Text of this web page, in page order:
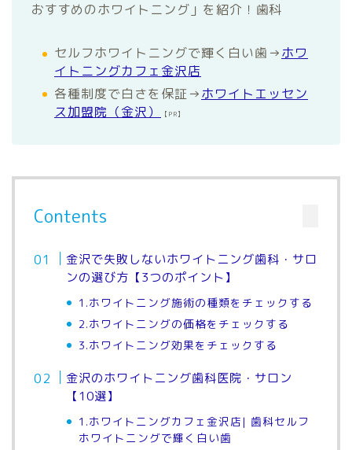
おすすめのホワイトニング」を紹介！歯科
セルフホワイトニングで輝く白い歯→ホワ
イトニングカフェ金沢店
各種制度で白さを保証→ホワイトエッセン
ス加盟院（金沢）
【PR】
Contents
金沢で失敗しないホワイトニング歯科・サロ
ンの選び方【3つのポイント】
1.ホワイトニング施術の種類をチェックする
2.ホワイトニングの価格をチェックする
3.ホワイトニング効果をチェックする
金沢のホワイトニング歯科医院・サロン
【10選】
1.ホワイトニングカフェ金沢店| 歯科セルフ
ホワイトニングで輝く白い歯